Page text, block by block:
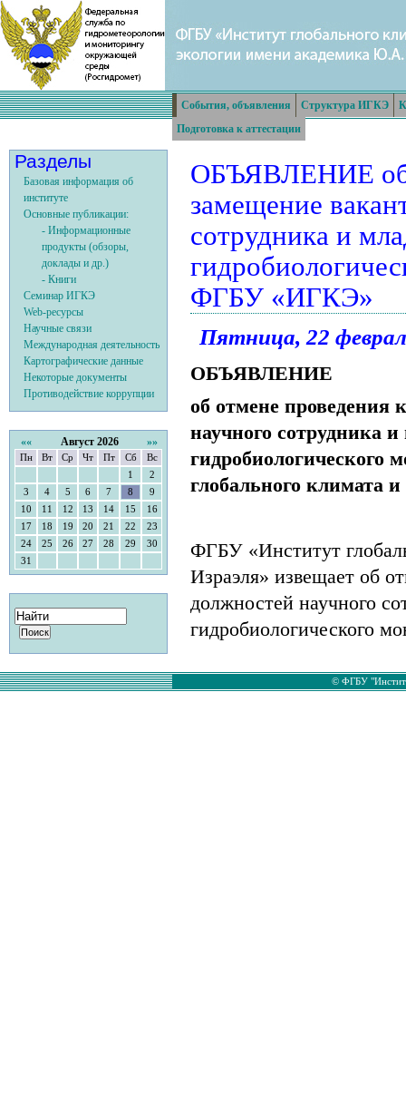
События, объявления Структура ИГКЭ
Подготовка к аттестации
ОБЪЯВЛЕНИЕ об
замещение
сотрудника и
ФГБУ «ИГКЭ»
Пятница, 22
ОБЪЯВЛЕНИЕ
об отмене проведения
научного сотрудника
гидробиологического
глобального климата
ФГБУ «Институт
Израэля» извещает об
должностей научного
гидробиологического
Разделы
Базовая информация об
институте
Основные публикации:
- Информационные
продукты (обзоры,
доклады и др.)
- Книги
Семинар ИГКЭ
Web-ресурсы
Научные связи
Международная деятельность
Картографические данные
Некоторые документы
Противодействие коррупции
«« Август 2026 »»
Пн Вт Ср Чт Пт Сб
Вс
1
2
3
4 5 6 7 8
9
10
11 12 13 14 15
16
17
18 19 20 21 22
23
24
25 26 27 28 29
30
31
© ФГБУ